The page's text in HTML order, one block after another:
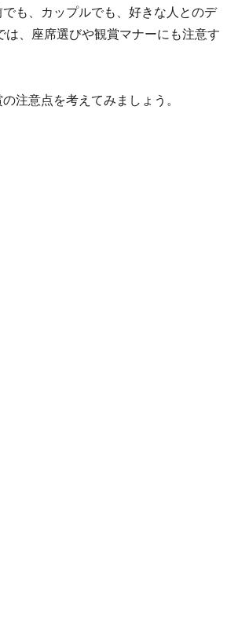
も、カップルでも、好きな人とのデ
、座席選びや観賞マナーにも注意す
注意点を考えてみましょう。